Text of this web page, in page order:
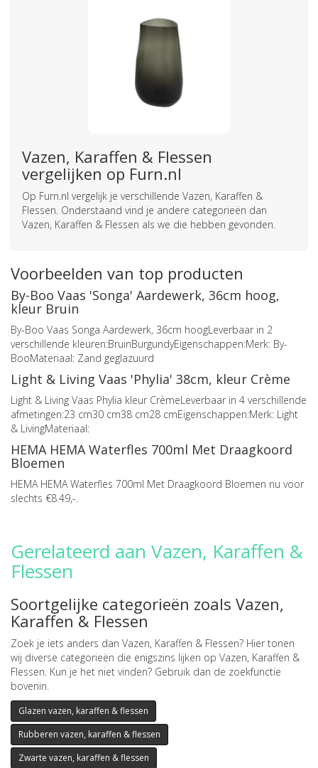
Vazen, Karaffen & Flessen
vergelijken op Furn.nl
Op Furn.nl vergelijk je verschillende Vazen, Karaffen &
Flessen. Onderstaand vind je andere categorieën dan
Vazen, Karaffen & Flessen als we die hebben gevonden.
Voorbeelden van top producten
By-Boo Vaas 'Songa' Aardewerk, 36cm hoog,
kleur Bruin
By-Boo Vaas Songa Aardewerk, 36cm hoogLeverbaar in 2
verschillende kleuren:BruinBurgundyEigenschappen:Merk: By-
BooMateriaal: Zand geglazuurd
Light & Living Vaas 'Phylia' 38cm, kleur Crème
Light & Living Vaas Phylia kleur CrèmeLeverbaar in 4 verschillende
afmetingen:23 cm30 cm38 cm28 cmEigenschappen:Merk: Light
& LivingMateriaal:
HEMA HEMA Waterfles 700ml Met Draagkoord
Bloemen
HEMA HEMA Waterfles 700ml Met Draagkoord Bloemen nu voor
slechts €8.49,-.
Gerelateerd aan Vazen, Karaffen &
Flessen
Soortgelijke categorieën zoals Vazen,
Karaffen & Flessen
Zoek je iets anders dan Vazen, Karaffen & Flessen? Hier tonen
wij diverse categorieën die enigszins lijken op Vazen, Karaffen &
Flessen. Kun je het niet vinden? Gebruik dan de zoekfunctie
bovenin.
Glazen vazen, karaffen & flessen
Rubberen vazen, karaffen & flessen
Zwarte vazen, karaffen & flessen